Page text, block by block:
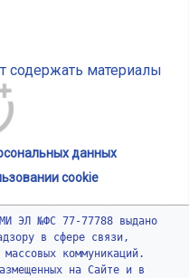
материалы
данных
cookie
ЭЛ №ФС 77-77788 выдано
в сфере связи,
коммуникаций.
на Сайте и в